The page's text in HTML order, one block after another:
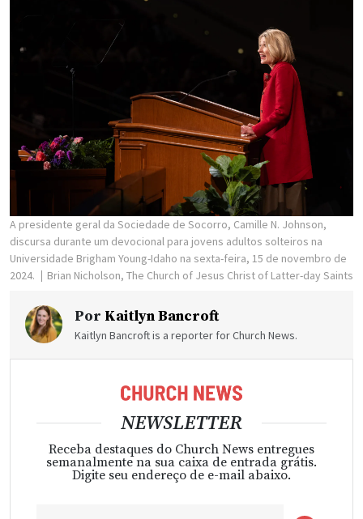
A presidente geral da Sociedade de Socorro, Camille N. Johnson,
discursa durante um devocional para jovens adultos solteiros na
Universidade Brigham Young-Idaho na sexta-feira, 15 de novembro de
2024.
Brian Nicholson, The Church of Jesus Christ of Latter-day Saints
Por Kaitlyn Bancroft
Kaitlyn Bancroft is a reporter for Church News.
NEWSLETTER
Receba destaques do Church News entregues
semanalmente na sua caixa de entrada grátis.
Digite seu endereço de e-mail abaixo.